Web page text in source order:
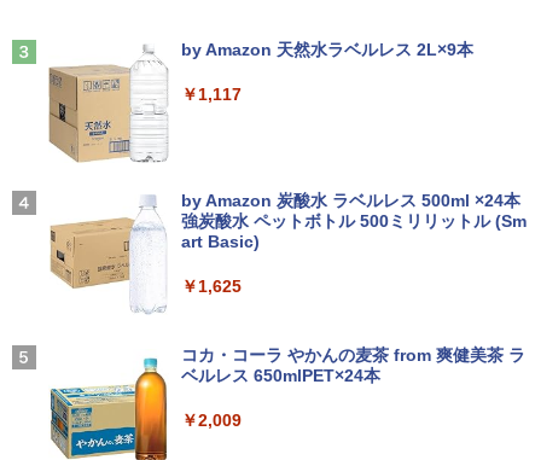
ラック
￥14,990
レスイヤホン bluetooth イヤホン V12 小型
軽量 ブルートゥースHi-Fi 最大36時間再生 ぶ
るーとゅーす コードレス ENCノイズキャン
付き 防水 タッチ式音量調整 スポーツ/通勤/通
￥1,964
Xiaomi シャオミ REDMI Buds 8 Lite ワイヤ
￥250
￥250
by Amazon 天然水ラベルレス 2L×9本
￥1,117
by Amazon 炭酸水 ラベルレス 500ml ×24本
強炭酸水 ペットボトル 500ミリリットル (Sm
art Basic)
￥1,625
コカ・コーラ やかんの麦茶 from 爽健美茶 ラ
ベルレス 650mlPET×24本
￥2,009